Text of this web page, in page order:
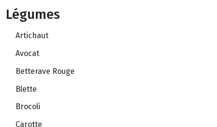
Légumes
Artichaut
Avocat
Betterave Rouge
Blette
Brocoli
Carotte